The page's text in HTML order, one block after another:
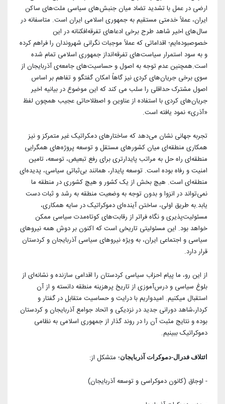
ارضی در عمل با تشدید تضاد میان جنبش‌های سیاسی ملت‌های ساکن
ایران، عملاً خدمتی مستقیم به جمهوری اسلامی ایران است. متاسفانه در
سال‌های اخیر شاهد طرح برخی ادعاهای تفرقه‌افکنانه در این
خصوصبوده‌ایم؛ اقداماتی که عملاً موجبات نگرانی شهروندان را فراهم کرده
و به سود استمرار سیاست‌های تفرقه‌انداز جمهوری اسلامی تمام شده
است.همچنین عدم توجه به اصول و حساسیت‌های جامعه‌ی آذربایجان از
سوی برخی جریان‌های کردی نیز گاهاً امکان گفتگو و تفاهم بر اساس
اصول مشترک حداقلی را سلب می کند که این موضوع در بیانیه اخیر
جریان‌های کردی با استفاده از عناوین و اصطلاحاتی عجیب همچون لفظ
«آذری» نمود یافته است.
تجربه جهانی نشان می‌دهد که ساختارهای دمکراتیک غیر متمرکز و نیز
همکاری منطقه‌ای میان کشورهای مستقل و توسعه پروژه‌های همگرایی
منطقه‌ای راه حل به مراتب پایدارتری برای رفع تبعیض، توسعه، تامین
امنیت و رفاه بوده است. توسعه پایدار، همانند بی‌ثباتی سیاسی، پدیده‌ای
منطقه‌ای است. هیچ بخش از یک کشور و هیچ کشوری در منطقه ما
نمی‌تواند در انزوا و بدون توجه به وضعیت منطقه به رشد و ثبات دست
یابد.به طریق اولی، ساختن آینده‌ای دموکراتیک در سایه همکاری،
مسئولیت‌پذیری و نگاه فراتر از رقابت‌های کوتاه‌مدت سیاسی ممکن
خواهد بود. این مسئولیتی تاریخی است که اکنون بر دوش همه نیروهای
سیاسی و اجتماعی ایران، به ویژه نیروهای سیاسی آذربایجان و کردستان
قرار دارد.
از این رو، ما پیام احزاب سیاسی کردستان را اقدامی سازنده و نشانه‌ای از
بلوغ سیاسی و درس‌آموزی از تاریخ پرهزینه منطقه دانسته و از آن
استقبال میکنیم. امیدواریم با درایت و حساسیت متقابل در گفتار و
کردار،شاهد دورانی جدید در نزدیکی و اتحاد جوامع آذربایجان و کردستان
بوده و نتایج مثبت آن را در روند گذار از جمهوری اسلامی به نظامی
دموکراتیک ببینیم.
ائتلاف فدرال-دموکرات آذربایجان؛ متشکل از:
- اوجاق (کانون دموکراسی و توسعه آذربایجان)